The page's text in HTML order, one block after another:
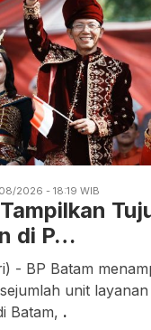
2026 - 18:19 WIB
di P…
- BP Batam
unit
Batam, .